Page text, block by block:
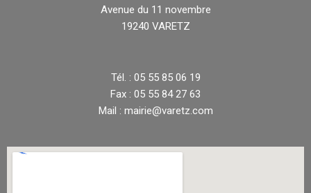
Avenue du 11 novembre
19240 VARETZ
Tél. : 05 55 85 06 19
Fax : 05 55 84 27 63
Mail : mairie@varetz.com